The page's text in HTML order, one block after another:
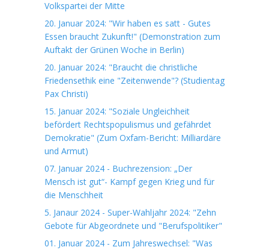
Volkspartei der Mitte
20. Januar 2024: "Wir haben es satt - Gutes
Essen braucht Zukunft!" (Demonstration zum
Auftakt der Grünen Woche in Berlin)
20. Januar 2024: "Braucht die christliche
Friedensethik eine "Zeitenwende"? (Studientag
Pax Christi)
15. Januar 2024: "Soziale Ungleichheit
befördert Rechtspopulismus und gefährdet
Demokratie" (Zum Oxfam-Bericht: Milliardäre
und Armut)
07. Januar 2024 - Buchrezension: „Der
Mensch ist gut“- Kampf gegen Krieg und für
die Menschheit
5. Janaur 2024 - Super-Wahljahr 2024: "Zehn
Gebote für Abgeordnete und "Berufspolitiker"
01. Januar 2024 - Zum Jahreswechsel: "Was